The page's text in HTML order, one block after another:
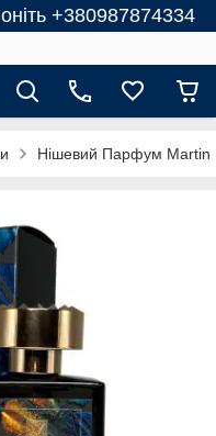
+380987874334
Нішевий Парфум Martin